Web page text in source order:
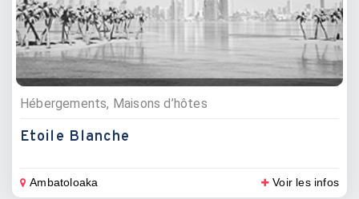
Hébergements, Maisons d’hôtes
Etoile Blanche
Ambatoloaka Voir les infos